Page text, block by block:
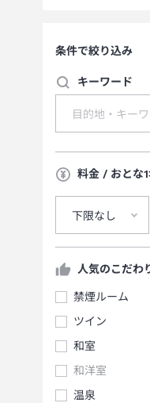
条件で絞り込み
キーワード
料金 / おとな
下限なし
人気のこだわ
禁煙ルーム
ツイン
和室
和洋室
温泉